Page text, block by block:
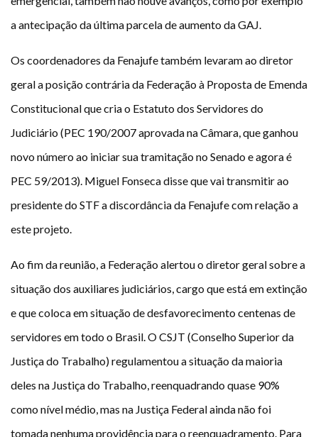
a antecipação da última parcela de aumento da GAJ.
Os coordenadores da Fenajufe também levaram ao diretor
geral a posição contrária da Federação à Proposta de Emenda
Constitucional que cria o Estatuto dos Servidores do
Judiciário (PEC 190/2007 aprovada na Câmara, que ganhou
novo número ao iniciar sua tramitação no Senado e agora é
PEC 59/2013). Miguel Fonseca disse que vai transmitir ao
presidente do STF a discordância da Fenajufe com relação a
este projeto.
Ao fim da reunião, a Federação alertou o diretor geral sobre a
situação dos auxiliares judiciários, cargo que está em extinção
e que coloca em situação de desfavorecimento centenas de
servidores em todo o Brasil. O CSJT (Conselho Superior da
Justiça do Trabalho) regulamentou a situação da maioria
deles na Justiça do Trabalho, reenquadrando quase 90%
como nível médio, mas na Justiça Federal ainda não foi
tomada nenhuma providência para o reenquadramento. Para